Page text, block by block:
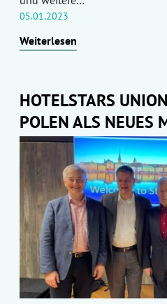
05.01.2023
Weiterlesen
HOTELSTARS
POLEN ALS NEUES